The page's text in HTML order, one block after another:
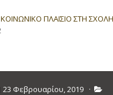
ΚΟΙΝΩΝΙΚΟ ΠΛΑΙΣΙΟ ΣΤΗ ΣΧΟΛΗ
23 Φεβρουαρίου, 2019 ·